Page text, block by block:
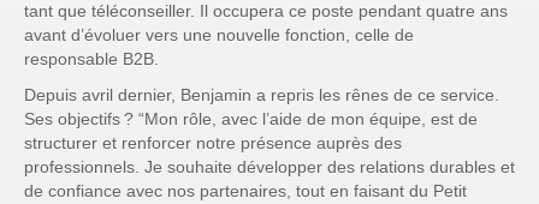
tant que téléconseiller. Il occupera ce poste pendant quatre ans
avant d’évoluer vers une nouvelle fonction, celle de
responsable B2B.
Depuis avril dernier, Benjamin a repris les rênes de ce service.
Ses objectifs ? “Mon rôle, avec l’aide de mon équipe, est de
structurer et renforcer notre présence auprès des
professionnels. Je souhaite développer des relations durables et
de confiance avec nos partenaires, tout en faisant du Petit